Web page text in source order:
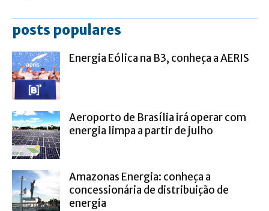
posts populares
Energia Eólica na B3, conheça a AERIS
Aeroporto de Brasília irá operar com
energia limpa a partir de julho
Amazonas Energia: conheça a
concessionária de distribuição de
energia